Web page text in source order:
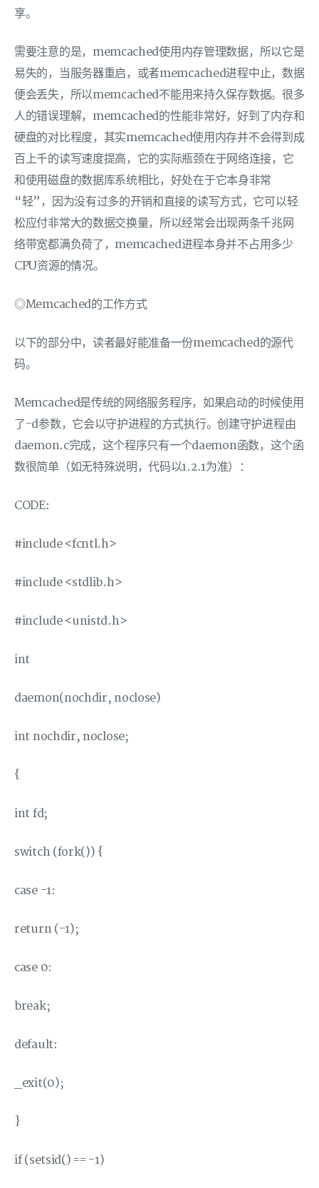
享。
需要注意的是，memcached使用内存管理数据，所以它是
易失的，当服务器重启，或者memcached进程中止，数据
便会丢失，所以memcached不能用来持久保存数据。很多
人的错误理解，memcached的性能非常好，好到了内存和
硬盘的对比程度，其实memcached使用内存并不会得到成
百上千的读写速度提高，它的实际瓶颈在于网络连接，它
和使用磁盘的数据库系统相比，好处在于它本身非常
“轻”，因为没有过多的开销和直接的读写方式，它可以轻
松应付非常大的数据交换量，所以经常会出现两条千兆网
络带宽都满负荷了，memcached进程本身并不占用多少
CPU资源的情况。
◎Memcached的工作方式
以下的部分中，读者最好能准备一份memcached的源代
码。
Memcached是传统的网络服务程序，如果启动的时候使用
了-d参数，它会以守护进程的方式执行。创建守护进程由
daemon.c完成，这个程序只有一个daemon函数，这个函
数很简单（如无特殊说明，代码以1.2.1为准）：
CODE:
#include <fcntl.h>
#include <stdlib.h>
#include <unistd.h>
int
daemon(nochdir, noclose)
int nochdir, noclose;
{
int fd;
switch (fork()) {
case -1:
return (-1);
case 0:
break;
default:
_exit(0);
}
if (setsid() == -1)